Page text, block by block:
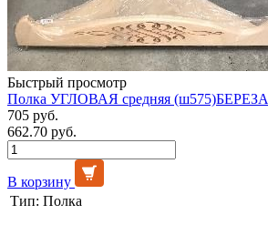
Быстрый просмотр
Полка УГЛОВАЯ средняя (ш575)БЕРЕЗА
705 руб.
662.70 руб.
В корзину
Тип: Полка